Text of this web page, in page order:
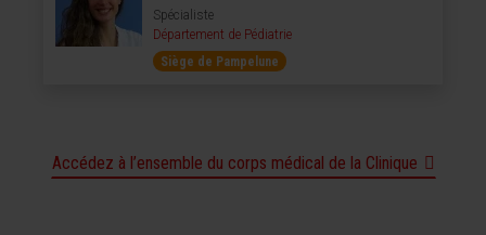
Spécialiste
Département de Pédiatrie
Siège de Pampelune
Accédez à l’ensemble du corps médical de la Clinique